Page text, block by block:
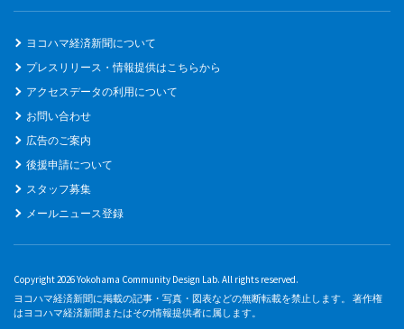
ヨコハマ経済新聞について
プレスリリース・情報提供はこちらから
アクセスデータの利用について
お問い合わせ
広告のご案内
後援申請について
スタッフ募集
メールニュース登録
Copyright 2026 Yokohama Community Design Lab. All rights reserved.
ヨコハマ経済新聞に掲載の記事・写真・図表などの無断転載を禁止します。 著作権
はヨコハマ経済新聞またはその情報提供者に属します。